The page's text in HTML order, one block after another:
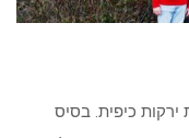
ירקות כיפית. בסיס